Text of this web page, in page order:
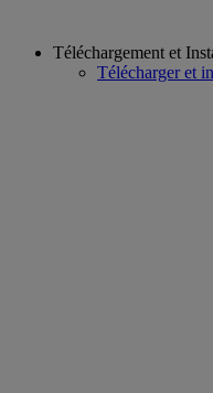
Téléchargement et
Télécharger et